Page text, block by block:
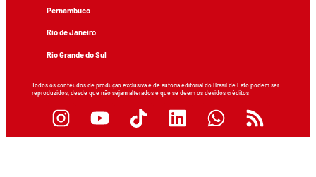
Pernambuco
Rio de Janeiro
Rio Grande do Sul
Todos os conteúdos de produção exclusiva e de autoria editorial do Brasil de Fato podem ser
reproduzidos, desde que não sejam alterados e que se deem os devidos créditos.